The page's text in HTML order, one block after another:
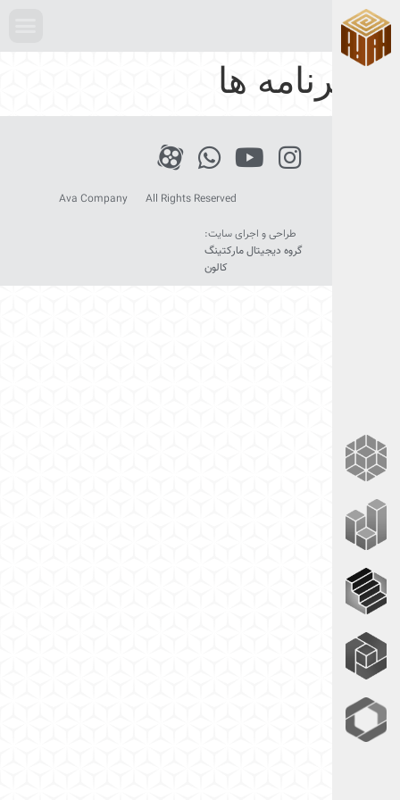
تقدیرنامه ها
All Rights Reserved
Ava Company
طراحی و اجرای سایت:
گروه دیجیتال مارکتینگ
کالون